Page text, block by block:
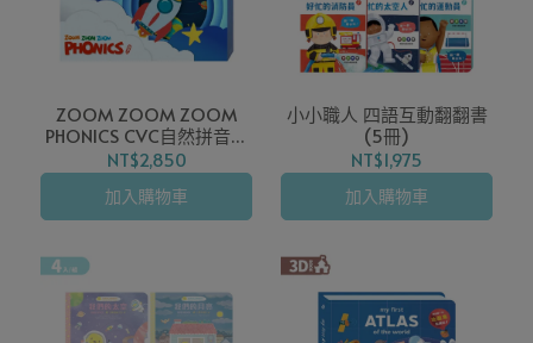
ZOOM ZOOM ZOOM
PHONICS CVC自然拼音火
箭
NT$2,850
加入購物車
小小職人 四語互動翻翻書
(5冊)
NT$1,975
加入購物車